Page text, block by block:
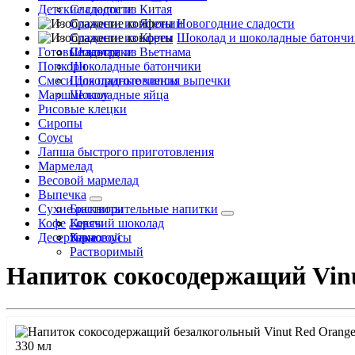
Сладости из Китая
Сладости из Японии
Сладости из Кореи
Сладости из Вьетнама
Детские сладости
Новогодние сладости
Шоколад и шоколадные
Шоколад
Шоколадные батончики
Шоколадные чипсы
Шоколадные яйца
Готовые завтраки
Попкорн
Смеси для приготовления выпечки
Маршмеллоу
Рисовые клецки
Сиропы
Соусы
Лапша быстрого приготовления
Мармелад
Весовой мармелад
Выпечка
Бисквиты
Кексы
Сухие растворительные напитки
Горячий шоколад
Какао
Кофе
Зерновой
Растворимый
Десертные соусы
Напиток сокосодержащий